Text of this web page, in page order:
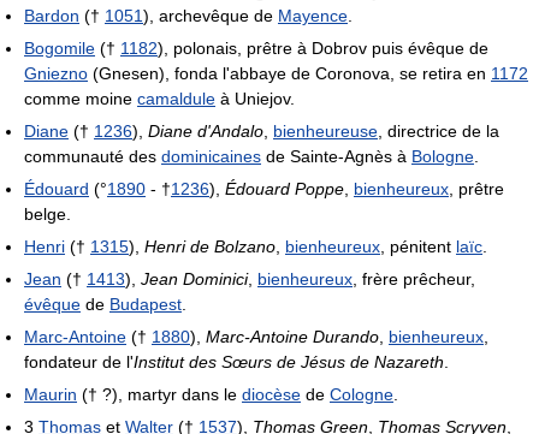
Bardon († 1051), archevêque de Mayence
Bogomile († 1182), polonais, prêtre à Dobrov puis évêque de
Gniezno (Gnesen), fonda l'abbaye de Coronova, se retira en 1172
comme moine camaldule à Uniejov.
Diane († 1236), Diane d'Andalo bienheureuse , directrice de la
communauté des dominicaines de Sainte-Agnès à Bologne
Édouard (°1890 - †1236), Édouard Poppe bienheureux , prêtre
belge.
Henri († 1315), Henri de Bolzano bienheureux , pénitent laïc
Jean († 1413), Jean Dominici, bienheureux , frère prêcheur,
évêque de Budapest
Marc-Antoine († 1880), Marc-Antoine Durando bienheureux
fondateur de l'Institut des Sœurs de Jésus de Nazareth
Maurin († ?), martyr dans le diocèse de Cologne
3 Thomas et Walter († 1537), Thomas Green Thomas Scryven